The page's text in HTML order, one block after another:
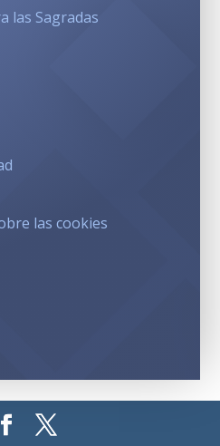
las Sagradas
las cookies